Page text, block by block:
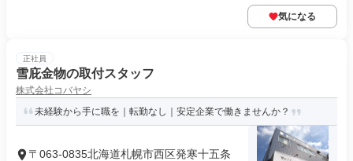
気になる
正社員
雪庇金物の取付スタッフ
株式会社コバヤシ
未経験から手に職を｜転勤なし｜安定企業で働きませんか？
〒063-0835北海道札幌市西区発寒十五条